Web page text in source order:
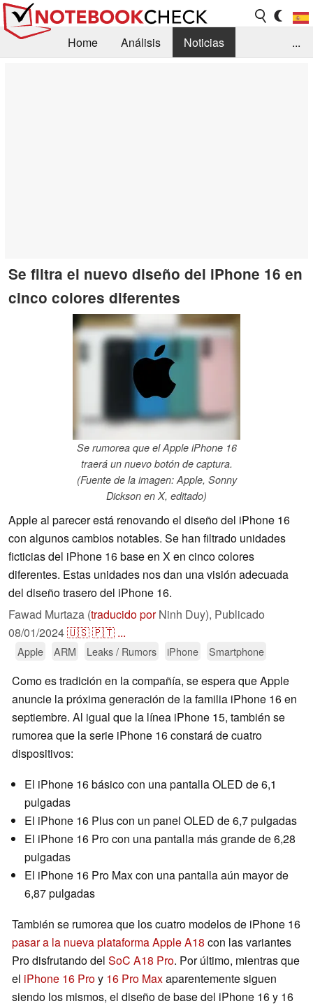
Home Análisis
Noticias
...
Se filtra el nuevo diseño del iPhone 16 en
cinco colores diferentes
Se rumorea que el Apple iPhone 16
traerá un nuevo botón de captura.
(Fuente de la imagen: Apple, Sonny
Dickson en X, editado)
Apple al parecer está renovando el diseño del iPhone 16
con algunos cambios notables. Se han filtrado unidades
ficticias del iPhone 16 base en X en cinco colores
diferentes. Estas unidades nos dan una visión adecuada
del diseño trasero del iPhone 16.
Fawad Murtaza (traducido porNinh Duy), Publicado
08/01/2024🇺🇸🇵🇹 ...
Apple ARM Leaks / Rumors iPhone Smartphone
Como es tradición en la compañía, se espera que Apple
anuncie la próxima generación de la familia iPhone 16 en
septiembre. Al igual que la línea iPhone 15, también se
rumorea que la serie iPhone 16 constará de cuatro
dispositivos:
El iPhone 16 básico con una pantalla OLED de 6,1
pulgadas
El iPhone 16 Plus con un panel OLED de 6,7 pulgadas
El iPhone 16 Pro con una pantalla más grande de 6,28
pulgadas
El iPhone 16 Pro Max con una pantalla aún mayor de
6,87 pulgadas
También se rumorea que los cuatro modelos de iPhone 16
pasar a la nueva plataforma Apple A18 con las variantes
Pro disfrutando del SoC A18 Pro. Por último, mientras que
el iPhone 16 Proy 16 Pro Maxaparentemente siguen
siendo los mismos, el diseño de base del iPhone 16 y 16